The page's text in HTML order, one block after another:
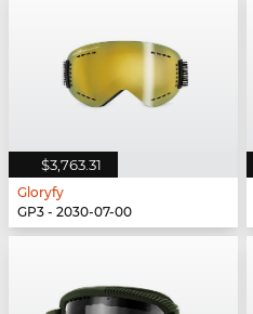
$3,763.31
Gloryfy
GP3 - 2030-07-00